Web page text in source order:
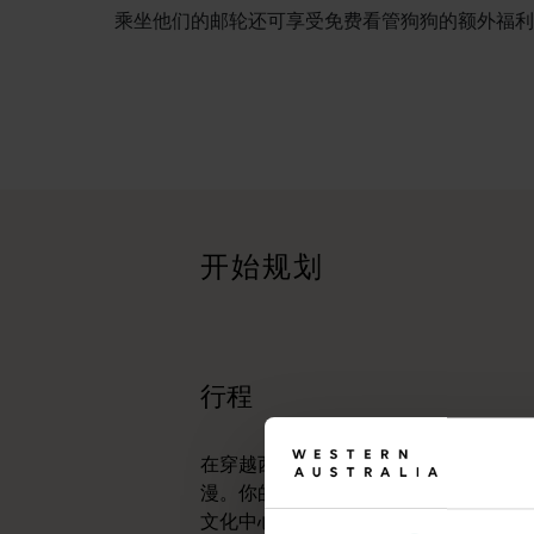
乘坐他们的邮轮还可享受免费看管狗狗的额外福利
<p>准备好探索了？请看看这些来自西澳大利亚州各地的冒险
开始规划
行程
在穿越西澳大利亚迷人风景的史诗级旅
漫。你的行程可以从澳大利亚阳光最充
文化中心——珀斯 (Perth) 开始。这座城